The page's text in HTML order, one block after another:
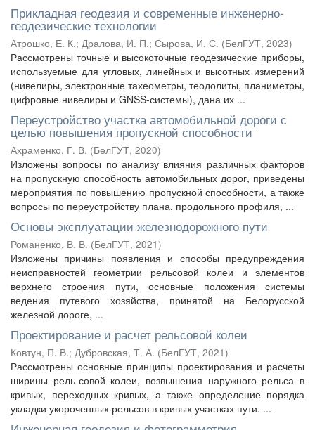
Прикладная геодезия и современные инженерно-
геодезические технологии
Атрошко, Е. К.; Дралова, И. П.; Сырова, И. С. (БелГУТ, 2023)
Рассмотрены точные и высокоточные геодезические приборы,
используемые для угловых, линейных и высотных измерений
(нивелиры, электронные тахеометры, теодолиты, планиметры,
цифровые нивелиры и GNSS-системы), дана их ...
Переустройство участка автомобильной дороги с
целью повышения пропускной способности
Ахраменко, Г. В. (БелГУТ, 2020)
Изложены вопросы по анализу влияния различных факторов
на пропускную способность автомобильных дорог, приведены
мероприятия по повышению пропускной способности, а также
вопросы по переустройству плана, продольного профиля, ...
Основы эксплуатации железнодорожного пути
Романенко, В. В. (БелГУТ, 2021)
Изложены причины появления и способы предупреждения
неисправностей геометрии рельсовой колеи и элементов
верхнего строения пути, основные положения системы
ведения путевого хозяйства, принятой на Белорусской
железной дороге, ...
Проектирование и расчет рельсовой колеи
Ковтун, П. В.; Дубровская, Т. А. (БелГУТ, 2021)
Рассмотрены основные принципы проектирования и расчеты
ширины рель-совой колеи, возвышения наружного рельса в
кривых, переходных кривых, а также определение порядка
укладки укороченных рельсов в кривых участках пути. ...